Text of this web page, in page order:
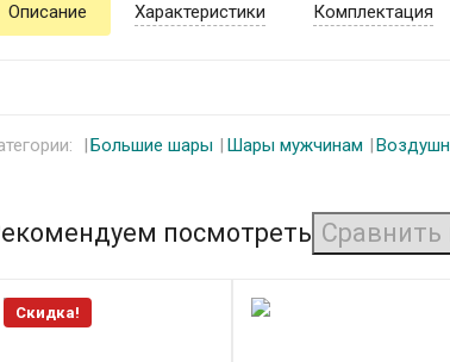
Описание Характеристики Комплектация
Большие шары Шары мужчинам
посмотреть
Скидка!